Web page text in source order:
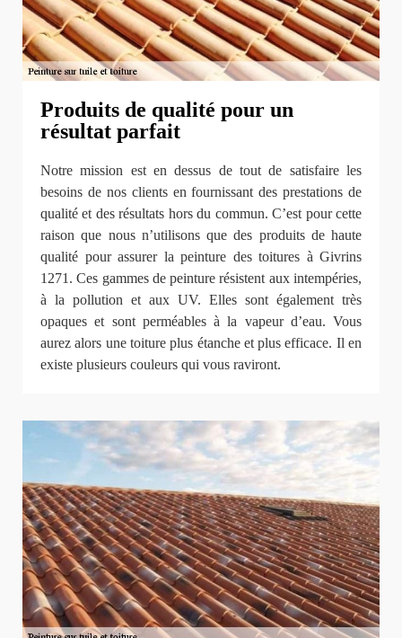
Produits de qualité pour un
résultat parfait
Notre mission est en dessus de tout de satisfaire les
besoins de nos clients en fournissant des prestations de
qualité et des résultats hors du commun. C’est pour cette
raison que nous n’utilisons que des produits de haute
qualité pour assurer la peinture des toitures à Givrins
1271. Ces gammes de peinture résistent aux intempéries,
à la pollution et aux UV. Elles sont également très
opaques et sont perméables à la vapeur d’eau. Vous
aurez alors une toiture plus étanche et plus efficace. Il en
existe plusieurs couleurs qui vous raviront.